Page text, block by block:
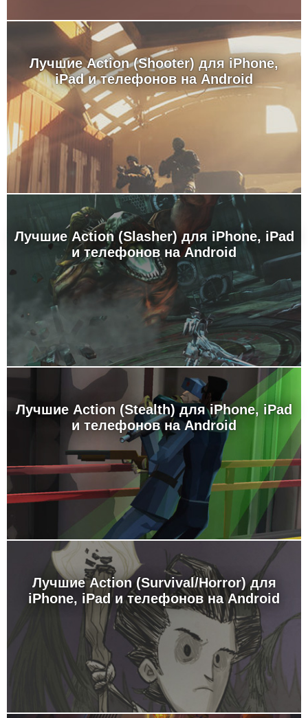
Лучшие Action (Shooter) для iPhone,
iPad и телефонов на Android
Лучшие Action (Slasher) для iPhone, iPad
и телефонов на Android
Лучшие Action (Stealth) для iPhone, iPad
и телефонов на Android
Лучшие Action (Survival/Horror) для
iPhone, iPad и телефонов на Android